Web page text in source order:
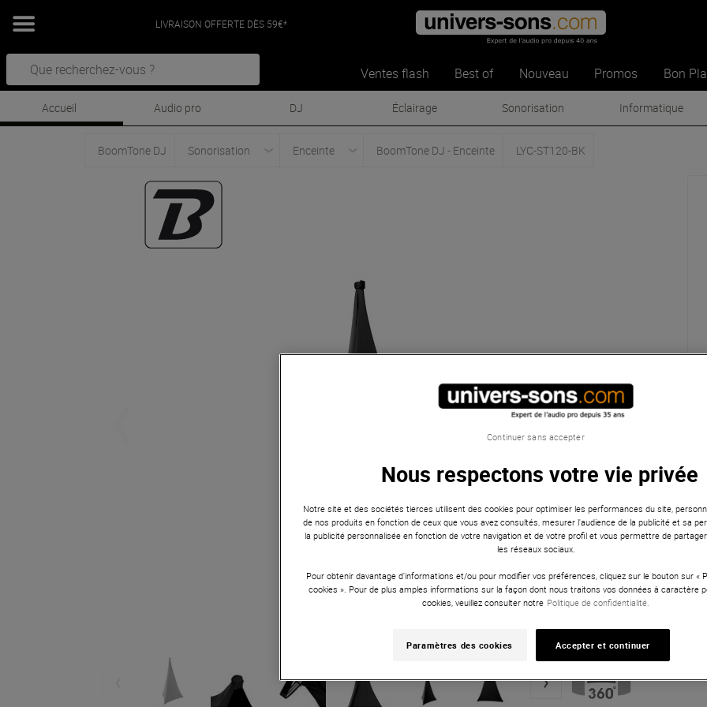
LIVRAISON OFFERTE DÈS 59€*
Ventes flash Best of Nouveau Promos Bon
Accueil Audio pro DJ Éclairage Sonorisation Informatique
BoomTone DJ Sonorisation Enceinte BoomTone DJ - Enceinte LYC-ST120-BK
Nous respectons votre vie privée
Notre site et des sociétés tierces utilisent des cookies pour optimiser les performances du site,
de nos produits en fonction de ceux que vous avez consultés, mesurer l'audience de la publicité et sa
la publicité personnalisée en fonction de votre navigation et de votre profil et vous permettre de
les réseaux sociaux.
Pour obtenir davantage d'informations et/ou pour modifier vos préférences, cliquez sur le bouton sur «
cookies ». Pour de plus amples informations sur la façon dont nous traitons vos données à caractère
cookies, veuillez consulter notre Politique de confidentialité.
Paramètres des cookies Accepter et continuer
Continuer sans accepter